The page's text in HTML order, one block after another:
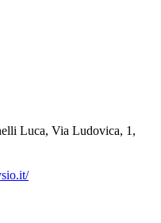
Luca, Via Ludovica, 1,